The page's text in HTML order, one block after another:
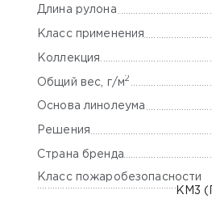
Длина рулона
Класс применения
Коллекция
Общий вес, г/м2
Основа линолеума
Решения
Страна бренда
Класс пожаробезопасности
КМ3